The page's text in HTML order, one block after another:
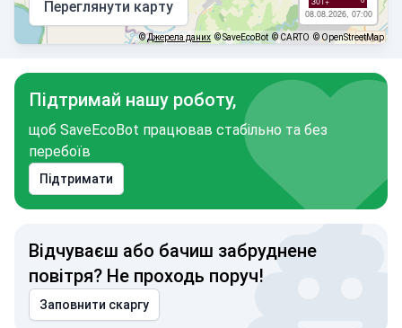
08.08.2026, 07:00
Переглянути карту
©Джерела даних © SaveEcoBot © CARTO © OpenStreetMap
Підтримай нашу роботу,
щоб SaveEcoBot працював стабільно та без
перебоїв
Підтримати
Відчуваєш або бачиш забруднене
повітря? Не проходь поруч!
Заповнити скаргу